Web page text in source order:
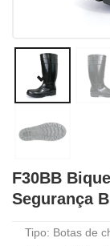
F30BB
Segurança
Tipo: Botas de